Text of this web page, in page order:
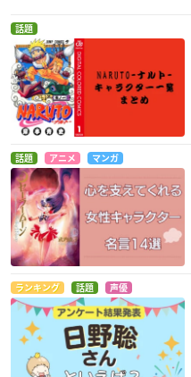
話題
話題 アニメ マンガ
ランキング 話題 声優